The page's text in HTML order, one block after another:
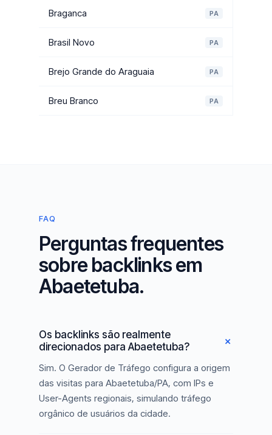
Braganca PA
Brasil Novo PA
Brejo Grande do Araguaia PA
Breu Branco PA
FAQ
Perguntas frequentes
sobre backlinks em
Abaetetuba.
Os backlinks são realmente
direcionados para Abaetetuba?
Sim. O Gerador de Tráfego configura a origem
das visitas para Abaetetuba/PA, com IPs e
User-Agents regionais, simulando tráfego
orgânico de usuários da cidade.